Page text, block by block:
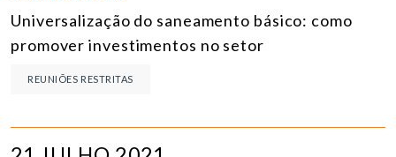
Universalização do saneamento básico: como
promover investimentos no setor
REUNIÕES RESTRITAS